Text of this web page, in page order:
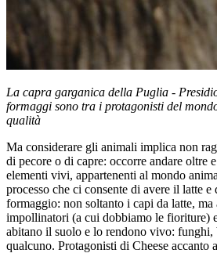
La capra garganica della Puglia -
formaggi sono tra i protagonisti del
qualità
Ma considerare gli animali implica non
di pecore o di capre: occorre andare oltre
elementi vivi, appartenenti al mondo
processo che ci consente di avere il latte e
formaggio: non soltanto i capi da latte, ma
impollinatori (a cui dobbiamo le fioriture)
abitano il suolo e lo rendono vivo: funghi,
qualcuno. Protagonisti di Cheese accanto